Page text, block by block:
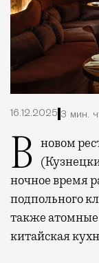
16.12.2025 3 мин.
В новом ресторане Аркадия Новикова Kaifuso
ночное время
подпольного
также атомные
китайская